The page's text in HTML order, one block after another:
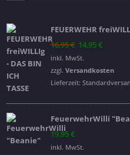
FEUERWEHR
16,95€ Ursprünglicher
Preis
war:
16,95 €
14,95€
ist:
14,95 €.
inkl. MwSt.
zzgl. Versandkosten
Lieferzeit:
FeuerwehrWilli
19,95€
inkl. MwSt.